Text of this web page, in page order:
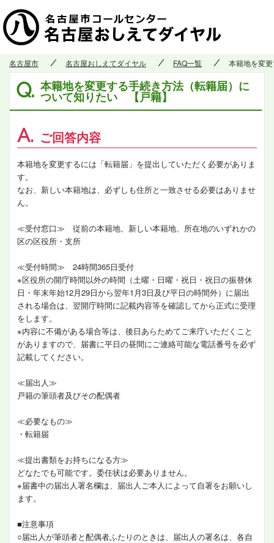
名古屋市 名古屋おしえてダイヤル FAQ一覧 本籍地を変
Q. 本籍地を変更する手続き方法（転籍届）に
ついて知りたい 【戸籍】
A. ご回答内容
本籍地を変更するには「転籍届」を提出していただく必要がありま
す。
なお、新しい本籍地は、必ずしも住所と一致させる必要はありませ
ん。
≪受付窓口≫ 従前の本籍地、新しい本籍地、所在地のいずれかの
区の区役所・支所
≪受付時間≫ 24時間365日受付
※区役所の開庁時間以外の時間（土曜・日曜・祝日・祝日の振替休
日・年末年始12月29日から翌年1月3日及び平日の時間外）に届出
される場合は、翌開庁時間に記載内容等を確認してから正式に受理
をします。
※内容に不備がある場合等は、後日あらためてご来庁いただくこと
がありますので、届書に平日の昼間にご連絡可能な電話番号を必ず
記載してください。
≪届出人≫
戸籍の筆頭者及びその配偶者
≪必要なもの≫
・転籍届
≪提出書類をお持ちになる方≫
どなたでも可能です。委任状は必要ありません。
※届書中の届出人署名欄は、届出人ご本人によって自署をお願いし
ます。
■注意事項
○届出人が筆頭者と配偶者ふたりのときは、届出人の署名は、各自